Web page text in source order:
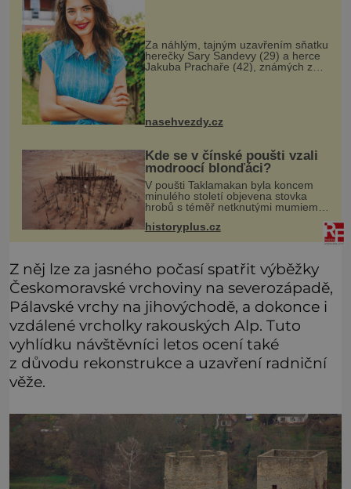
Za náhlým, tajným uzavřením sňatku
herečky Sary Sandevy (29) a herce
Jakuba Prachaře (42), známých ze
seriálu Jakub a Sara, se skrývá
možná mnohem víc než jen touha
nasehvezdy.cz
Kde se v čínské poušti vzali
modroocí blonďáci?
V poušti Taklamakan byla koncem
minulého století objevena stovka
hrobů s téměř netknutými mumiemi.
Všichni mrtví byli pohřbeni s úctou a
četnými milodary. Asi nejvíc přitom
vědce zaujal hrob tříměsíčn
historyplus.cz
Z něj lze za jasného počasí spatřit výběžky
Českomoravské vrchoviny na severozápadě,
Pálavské vrchy na jihovýchodě, a dokonce i
vzdálené vrcholky rakouských Alp. Tuto
vyhlídku návštěvníci letos ocení také
z důvodu rekonstrukce a uzavření radniční
věže.